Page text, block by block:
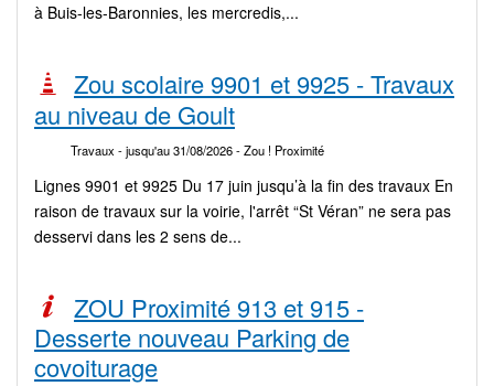
à Buis-les-Baronnies, les mercredis,...
Zou scolaire 9901 et 9925 - Travaux
au niveau de Goult
Travaux - jusqu'au 31/08/2026- Zou ! Proximité
Lignes 9901 et 9925 Du 17 juin jusqu’à la fin des travaux En
raison de travaux sur la voirie, l'arrêt “St Véran” ne sera pas
desservi dans les 2 sens de...
ZOU Proximité 913 et 915 -
Desserte nouveau Parking de
covoiturage